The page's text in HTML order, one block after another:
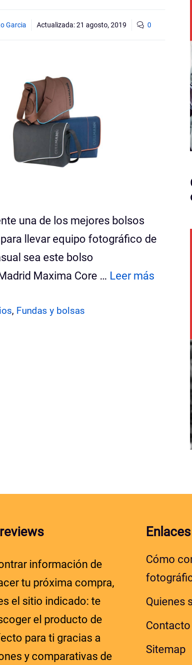
Garcia Actualizada:21 agosto, 2019 0
una de los mejores bolsos
llevar equipo fotográfico de
sea este bolso
Maxima Core … Leer más
, Fundas y bolsas
información de
tu próxima compra,
el sitio indicado: te
el producto de
para ti gracias a
y comparativas de
Cómo
Quienes
Contacto
Sitemap